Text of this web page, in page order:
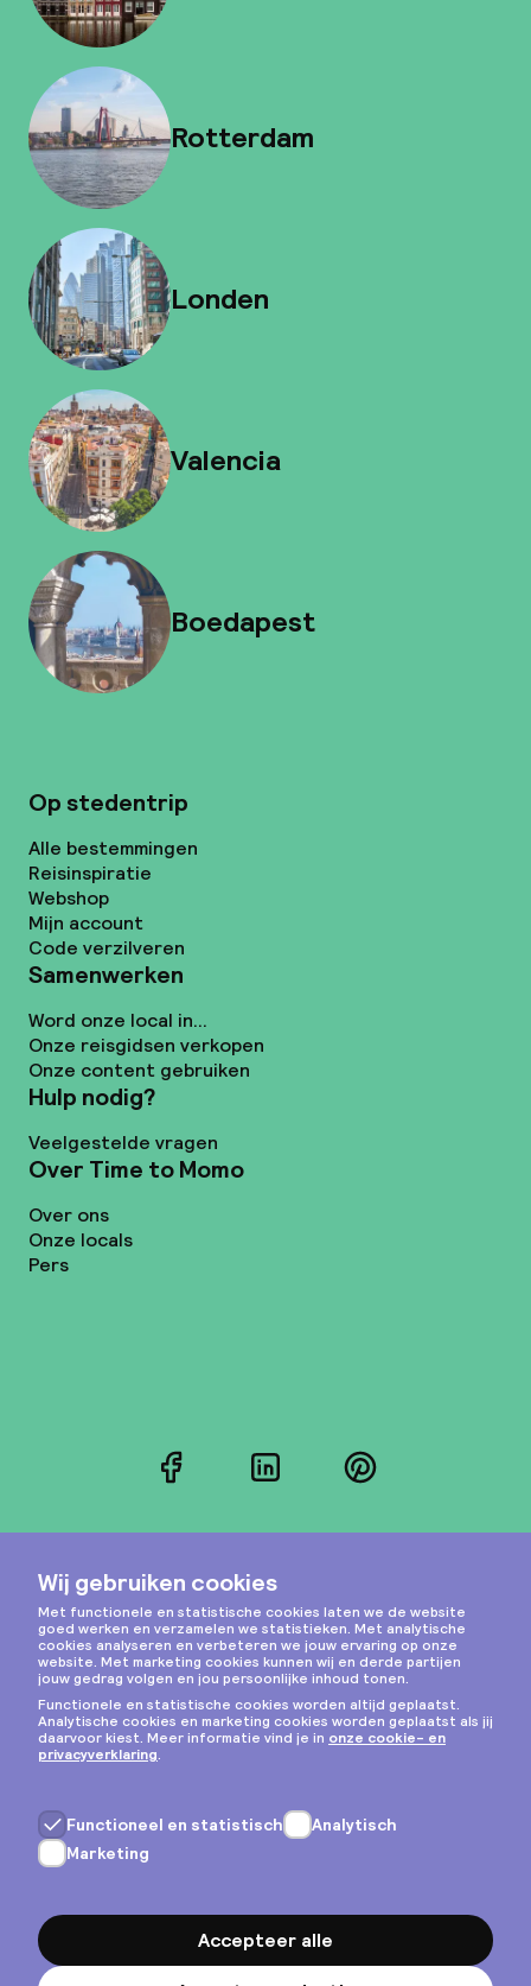
Rotterdam
Londen
Valencia
Boedapest
Op stedentrip
Alle bestemmingen
Reisinspiratie
Webshop
Mijn account
Code verzilveren
Samenwerken
Word onze local in...
Onze reisgidsen verkopen
Onze content gebruiken
Hulp nodig?
Veelgestelde vragen
Over Time to Momo
Over ons
Onze locals
Pers
FacebookLinkedInPinterest
Instagram
Privacy & cookies
Algemene voorwaarden